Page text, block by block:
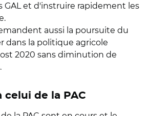
GAL et d'instruire rapidement les
aussi la poursuite du
dans la politique agricole
2020 sans diminution de
celui de la PAC